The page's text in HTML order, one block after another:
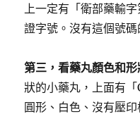
上一定有「衛部藥輸
證字號。沒有這個號
第三，看藥丸顏色和形
狀的小藥丸，上面有
圓形、白色、沒有壓